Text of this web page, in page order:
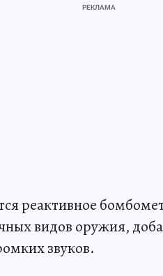
реактивное
видов оружия,
звуков.